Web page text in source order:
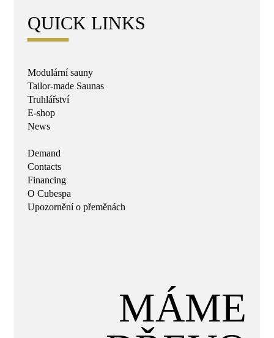
QUICK LINKS
Modulární sauny
Tailor-made Saunas
Truhlářství
E-shop
News
Demand
Contacts
Financing
O Cubespa
Upozornění o přeměnách
MÁME